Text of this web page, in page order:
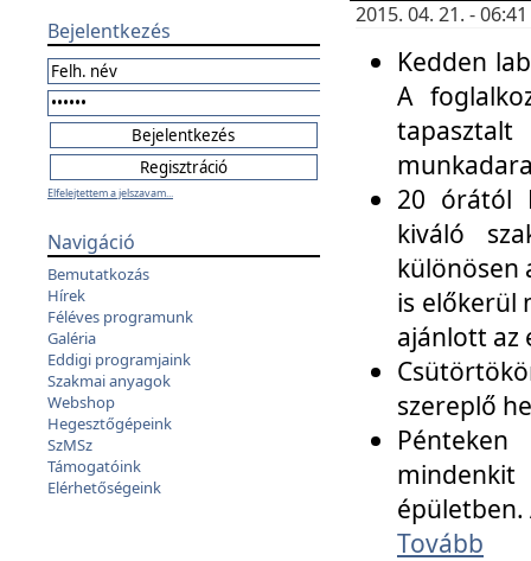
Bejelentkezés
Elfelejtettem a jelszavam...
Navigáció
Bemutatkozás
Hírek
Féléves programunk
Galéria
Eddigi programjaink
Szakmai anyagok
Webshop
Hegesztőgépeink
SzMSz
Támogatóink
Elérhetőségeink
2015. 04. 21. -
Kedden
A
20 órától
kiváló
különösen
is előkerül
ajánlott az
szereplő
épületben.
Tovább